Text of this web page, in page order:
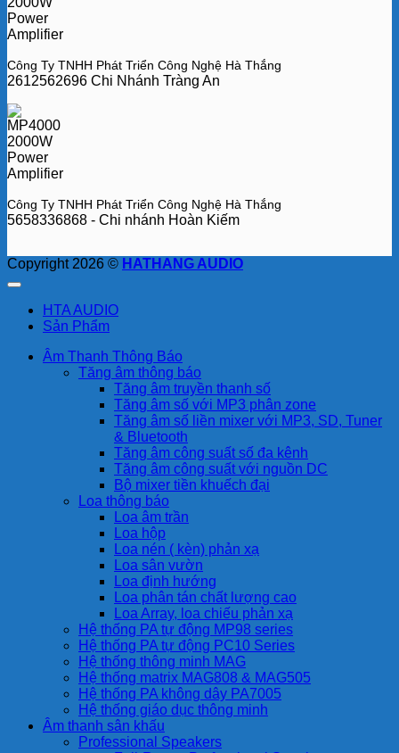
Công Ty TNHH Phát Triển Công Nghệ Hà Thắng
2612562696 Chi Nhánh Tràng An
Công Ty TNHH Phát Triển Công Nghệ Hà Thắng
5658336868 - Chi nhánh Hoàn Kiếm
Copyright 2026 © HATHANG AUDIO
HTA AUDIO
Sản Phẩm
Âm Thanh Thông Báo
Tăng âm thông báo
Tăng âm truyền thanh số
Tăng âm số với MP3 phân zone
Tăng âm số liền mixer với MP3, SD, Tuner
& Bluetooth
Tăng âm công suất số đa kênh
Tăng âm công suất với nguồn DC
Bộ mixer tiền khuếch đại
Loa thông báo
Loa âm trần
Loa hộp
Loa nén ( kèn) phản xạ
Loa sân vườn
Loa định hướng
Loa phân tán chất lượng cao
Loa Array, loa chiếu phản xạ
Hệ thống PA tự động MP98 series
Hệ thống PA tự động PC10 Series
Hệ thống thông minh MAG
Hệ thống matrix MAG808 & MAG505
Hệ thống PA không dây PA7005
Hệ thống giáo dục thông minh
Âm thanh sân khấu
Professional Speakers